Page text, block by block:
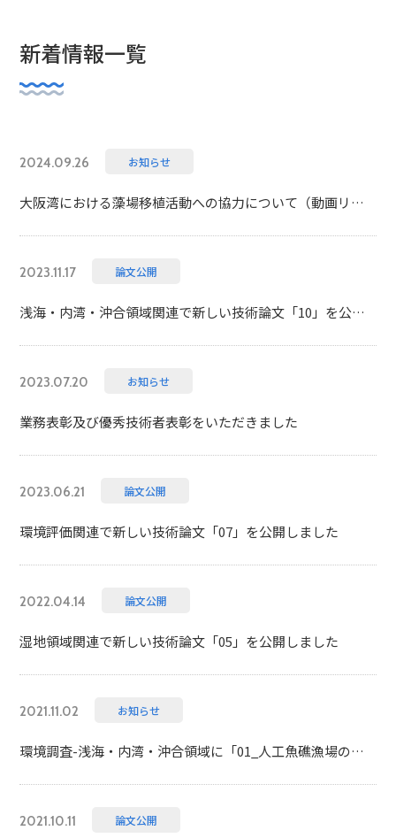
新着情報一覧
2024.09.26 お知らせ
大阪湾における藻場移植活動への協力について（動画リンク有）
2023.11.17 論文公開
浅海・内湾・沖合領域関連で新しい技術論文「10」を公開しました
2023.07.20 お知らせ
業務表彰及び優秀技術者表彰をいただきました
2023.06.21 論文公開
環境評価関連で新しい技術論文「07」を公開しました
2022.04.14 論文公開
湿地領域関連で新しい技術論文「05」を公開しました
2021.11.02 お知らせ
環境調査-浅海・内湾・沖合領域に「01_人工魚礁漁場のリノベーション技術」を掲載しました
2021.10.11 論文公開